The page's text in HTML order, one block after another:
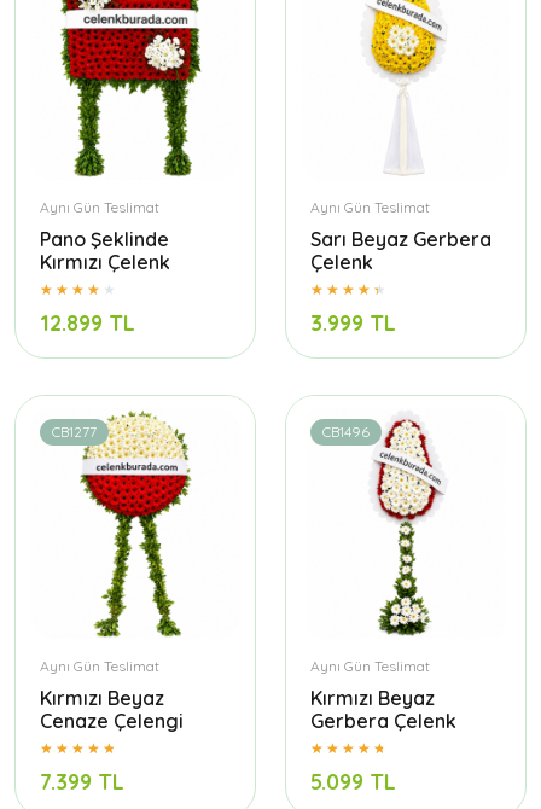
Aynı Gün Teslimat
Pano Şeklinde
Kırmızı Çelenk
12.899 TL
Aynı Gün Teslimat
Sarı Beyaz Gerbera
Çelenk
3.999 TL
CB1277
Aynı Gün Teslimat
Kırmızı Beyaz
Cenaze Çelengi
7.399 TL
CB1496
Aynı Gün Teslimat
Kırmızı Beyaz
Gerbera Çelenk
5.099 TL